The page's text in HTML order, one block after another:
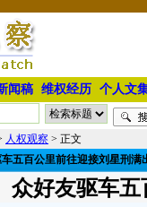
闻稿 维权经历 个人文
人权观察 > 正文
五百公里前往迎接刘星刑满
众好友驱车